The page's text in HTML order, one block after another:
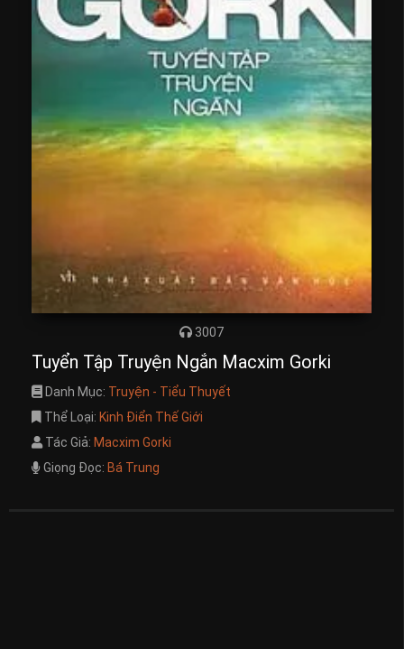
3007
Tuyển Tập Truyện Ngắn Macxim Gorki
Danh Mục: Truyện - Tiểu Thuyết
Thể Loại: Kinh Điển Thế Giới
Tác Giả: Macxim Gorki
Giọng Đọc: Bá Trung